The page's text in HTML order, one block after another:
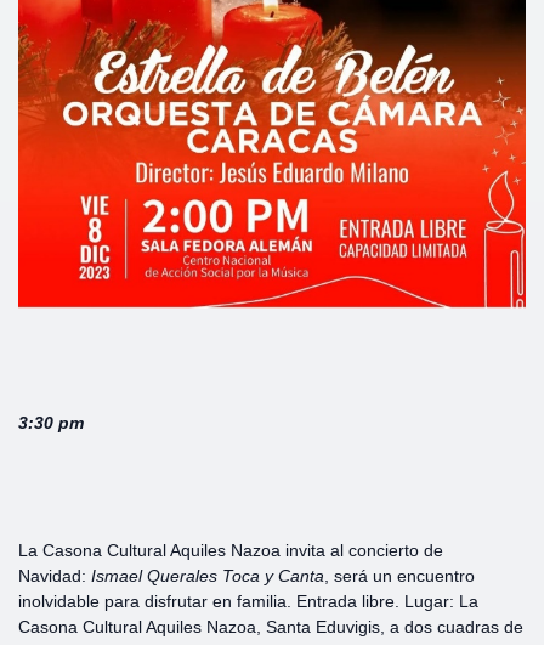
3:30 pm
La Casona Cultural Aquiles Nazoa invita al concierto de
Navidad: Ismael Querales Toca y Canta, será un encuentro
inolvidable para disfrutar en familia. Entrada libre. Lugar: La
Casona Cultural Aquiles Nazoa, Santa Eduvigis, a dos cuadras de